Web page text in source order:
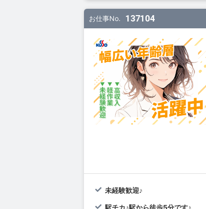
お仕事No. 137104
未経験歓迎♪
駅チカ♪駅から徒歩5分です♪